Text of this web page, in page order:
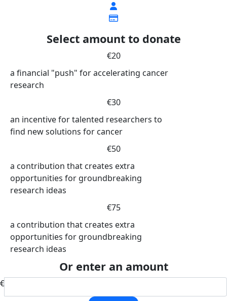
Select amount to donate
€20
a financial "push" for accelerating cancer
research
€30
an incentive for talented researchers to
find new solutions for cancer
€50
a contribution that creates extra
opportunities for groundbreaking
research ideas
€75
a contribution that creates extra
opportunities for groundbreaking
research ideas
Or enter an amount
€